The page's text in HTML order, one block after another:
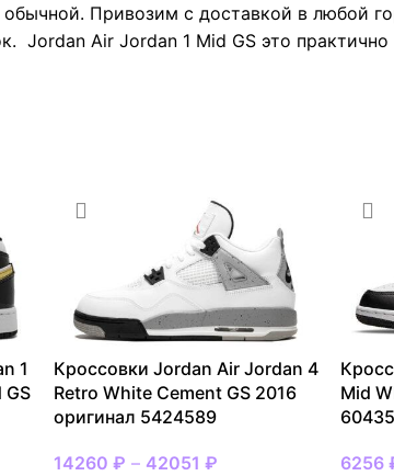
Привозим с доставкой в любой
Jordan Air Jordan 1 Mid GS это
1
GS
Кроссовки Jordan Air Jordan 4
Retro White Cement GS 2016
оригинал 5424589
14260 ₽ – 42051 ₽
Mid
6256